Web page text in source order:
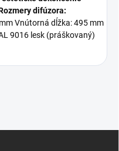
difúzora:
Vnútorná dĺžka: 495 mm
9016 lesk (práškovaný)